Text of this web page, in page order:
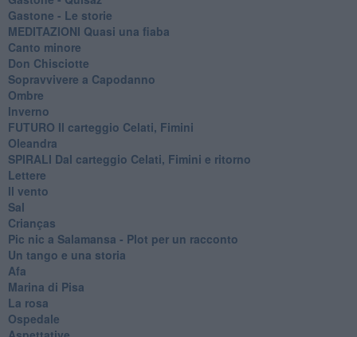
Gastone - Le storie
MEDITAZIONI Quasi una fiaba
Canto minore
Don Chisciotte
Sopravvivere a Capodanno
Ombre
Inverno
FUTURO Il carteggio Celati, Fimini
Oleandra
SPIRALI Dal carteggio Celati, Fimini e ritorno
Lettere
Il vento
Sal
Crianças
Pic nic a Salamansa - Plot per un racconto
Un tango e una storia
Afa
Marina di Pisa
La rosa
Ospedale